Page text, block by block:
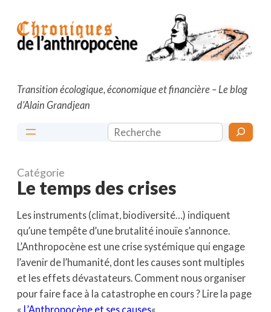
contenu
Transition écologique, économique et financière – Le blog
d’Alain Grandjean
Rechercher
Catégorie
Le temps des crises
Les instruments (climat, biodiversité…) indiquent
qu’une tempête d’une brutalité inouïe s’annonce.
L’Anthropocène est une crise systémique qui engage
l’avenir de l’humanité, dont les causes sont multiples
et les effets dévastateurs. Comment nous organiser
pour faire face à la catastrophe en cours ? Lire la page
« L’Anthropocène et ses causes«